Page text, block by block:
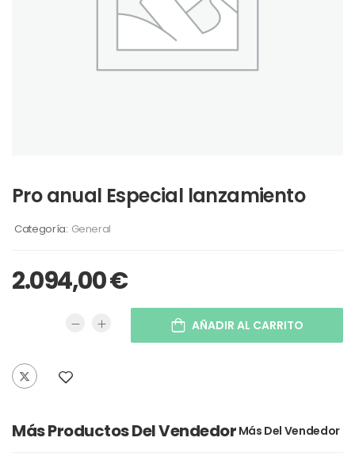
Pro anual Especial lanzamiento
Categoría: General
2.094,00€
AÑADIR AL CARRITO
Más Productos Del Vendedor